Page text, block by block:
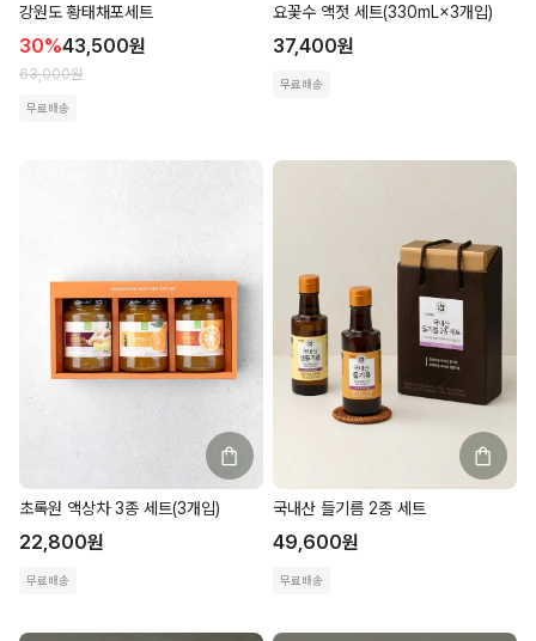
강원도 황태채포세트
30%43,500원
63,000원
무료배송
요꽃수 액젓 세트(330mL×3개입)
37,400원
무료배송
초록원 액상차 3종 세트(3개입)
22,800원
무료배송
국내산 들기름 2종 세트
49,600원
무료배송